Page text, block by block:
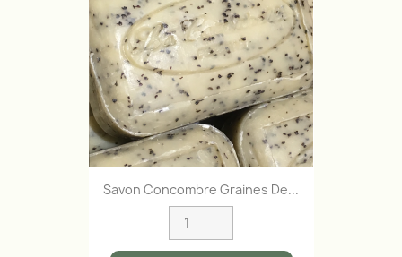
Savon Concombre Graines De...